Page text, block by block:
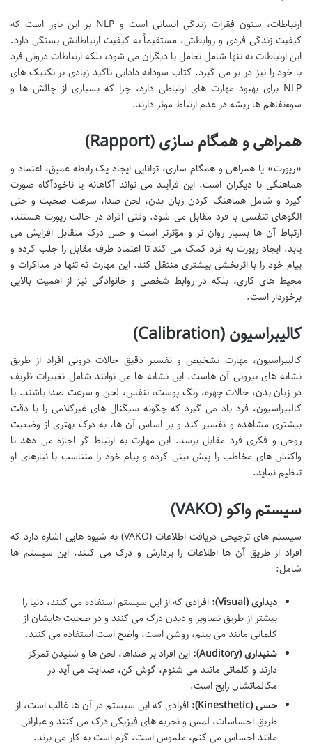
ارتباطات، ستون فقرات زندگی انسانی است و NLP بر این باور است که
کیفیت زندگی فردی و روابطش، مستقیماً به کیفیت ارتباطاتش بستگی دارد.
این ارتباطات نه تنها شامل تعامل با دیگران می شود، بلکه ارتباطات درونی فرد
با خود را نیز در بر می گیرد. کتاب سودابه دادایی تاکید زیادی بر تکنیک های
NLP برای بهبود مهارت های ارتباطی دارد، چرا که بسیاری از چالش ها و
سوءتفاهم ها ریشه در عدم ارتباط موثر دارند.
همراهی و همگام سازی (Rapport)
«رپورت» یا همراهی و همگام سازی، توانایی ایجاد یک رابطه عمیق، اعتماد و
هماهنگی با دیگران است. این فرآیند می تواند آگاهانه یا ناخودآگاه صورت
گیرد و شامل هماهنگ کردن زبان بدن، لحن صدا، سرعت صحبت و حتی
الگوهای تنفسی با فرد مقابل می شود. وقتی افراد در حالت رپورت هستند،
ارتباط آن ها بسیار روان تر و مؤثرتر است و حس درک متقابل افزایش می
یابد. ایجاد رپورت به فرد کمک می کند تا اعتماد طرف مقابل را جلب کرده و
پیام خود را با اثربخشی بیشتری منتقل کند. این مهارت نه تنها در مذاکرات و
محیط های کاری، بلکه در روابط شخصی و خانوادگی نیز از اهمیت بالایی
برخوردار است.
کالیبراسیون (Calibration)
کالیبراسیون، مهارت تشخیص و تفسیر دقیق حالات درونی افراد از طریق
نشانه های بیرونی آن هاست. این نشانه ها می توانند شامل تغییرات ظریف
در زبان بدن، حالات چهره، رنگ پوست، تنفس، لحن و سرعت صدا باشند. با
کالیبراسیون، فرد یاد می گیرد که چگونه سیگنال های غیرکلامی را با دقت
بیشتری مشاهده و تفسیر کند و بر اساس آن ها، به درک بهتری از وضعیت
روحی و فکری فرد مقابل برسد. این مهارت به ارتباط گر اجازه می دهد تا
واکنش های مخاطب را پیش بینی کرده و پیام خود را متناسب با نیازهای او
تنظیم نماید.
سیستم واکو (VAKO)
سیستم های ترجیحی دریافت اطلاعات (VAKO) به شیوه هایی اشاره دارد که
افراد از طریق آن ها اطلاعات را پردازش و درک می کنند. این سیستم ها
شامل:
دیداری (Visual):
افرادی که از این سیستم استفاده می کنند، دنیا را
بیشتر از طریق تصاویر و دیدن درک می کنند و در صحبت هایشان از
کلماتی مانند می بینم، روشن است، واضح است استفاده می کنند.
شنیداری (Auditory):
این افراد بر صداها، لحن ها و شنیدن تمرکز
دارند و کلماتی مانند می شنوم، گوش کن، صدایت می آید در
مکالماتشان رایج است.
حسی (Kinesthetic):
افرادی که این سیستم در آن ها غالب است، از
طریق احساسات، لمس و تجربه های فیزیکی درک می کنند و عباراتی
مانند احساس می کنم، ملموس است، گرم است به کار می برند.